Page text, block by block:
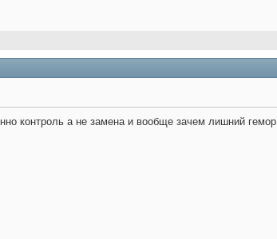
контроль а не замена и вообще зачем лишний гемор